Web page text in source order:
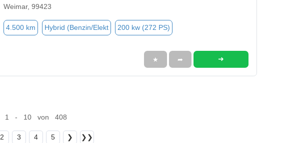
Weimar, 99423
4.500 km Hybrid (Benzin/Elekt 200 kw (272 PS)
★ ➦ ➜
1 - 10 von 408
2 3 4 5 ❯ ❯❯